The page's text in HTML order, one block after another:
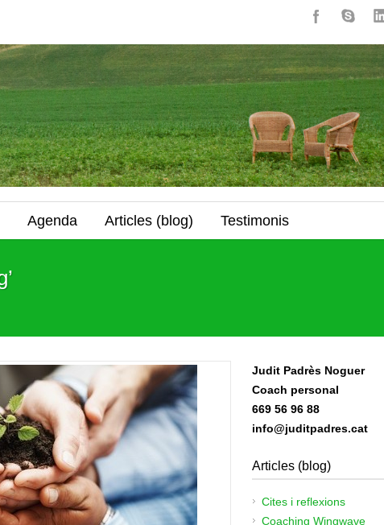
Agenda Articles (blog) Testimonis
Judit Padrès Noguer
Coach personal
669 56 96 88
info@juditpadres.cat
Articles (blog)
Cites i reflexions
Coaching Wingwave